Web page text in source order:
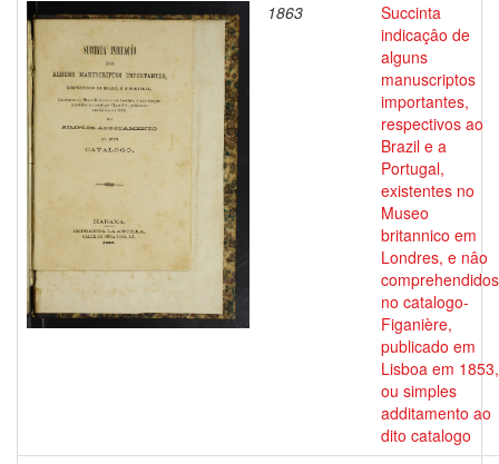
1863
Succinta
indicaçâo de
alguns
manuscriptos
importantes,
respectivos ao
Brazil e a
Portugal,
existentes no
Museo
britannico em
Londres, e nâo
comprehendidos
no catalogo-
Figanière,
publicado em
Lisboa em 1853,
ou simples
additamento ao
dito catalogo